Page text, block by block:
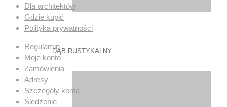
DĄB RUSTYKALNY
Dla architektów
Gdzie kupić
Polityka prywatności
Regulamin
Moje konto
Zamówienia
Adresy
Szczegóły konta
Śledzenie